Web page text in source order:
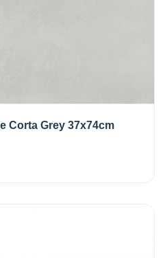
Corta Grey 37x74cm